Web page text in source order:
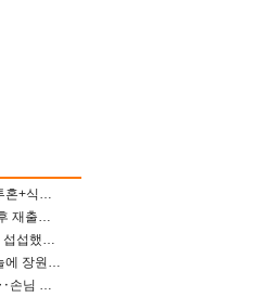
차예련, ‘김부장’ 주상욱 링거투혼+식스팩 비화 “옷 벗는데 아저씨는 안 된다고”(차장금)
‘나솔사계’ 국화, 경수와 결별 후 재출연…첫인상 3표 몰표
‘김부장’이 문제가 아냐‥11% 섭섭했던 ‘재벌X형사2’ 돈·빽 총동원해 컴백 [TV보고서]
원작이 뭐길래‥정해인 강하늘에 장원영까지 참여한 이 영화
이찬원, 황윤성 4등 축하 파티‥손님 모으려 블랙핑크 지수와 친한 척(편스토랑)[어제TV]